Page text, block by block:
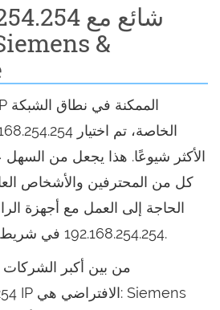
كل من المحترفين والأشخاص
الحاجة إلى العمل مع أجهزة
192.168.254.254 في شريط العناوين في المتصفح.
من بين أكبر